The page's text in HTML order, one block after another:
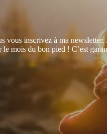
vous inscrivez à ma newsletter.
le mois du bon pied ! C’est